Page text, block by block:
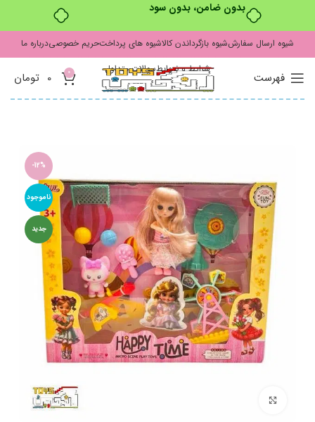
بدون ضامن، بدون سود
شیوه ارسال سفارششیوه بازگرداندن کالاشیوه های پرداختحریم خصوصیدرباره ما
شرایط و ضوابطسوالات متداول
فهرست 0
0 تومان
-12%
ناموجود
جدید